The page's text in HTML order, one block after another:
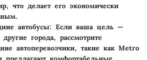
что делает его экономически
автобусы: Если ваша цель —
другие города, рассмотрите
автоперевозчики, такие как Metro